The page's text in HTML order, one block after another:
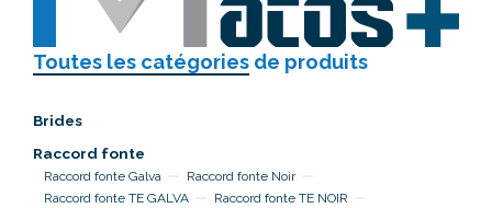
Toutes les catégories de produits
Brides
Raccord fonte
Raccord fonte Galva
Raccord fonte Noir
Raccord fonte TE GALVA
Raccord fonte TE NOIR